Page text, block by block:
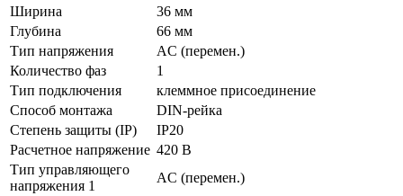
Ширина
36 мм
Глубина
66 мм
Тип напряжения
AC (перемен.)
Количество фаз
1
Тип подключения
клеммное присоединение
Способ монтажа
DIN-рейка
Степень защиты (IP)
IP20
Расчетное напряжение 420 В
Тип управляющего
напряжения 1
AC (перемен.)